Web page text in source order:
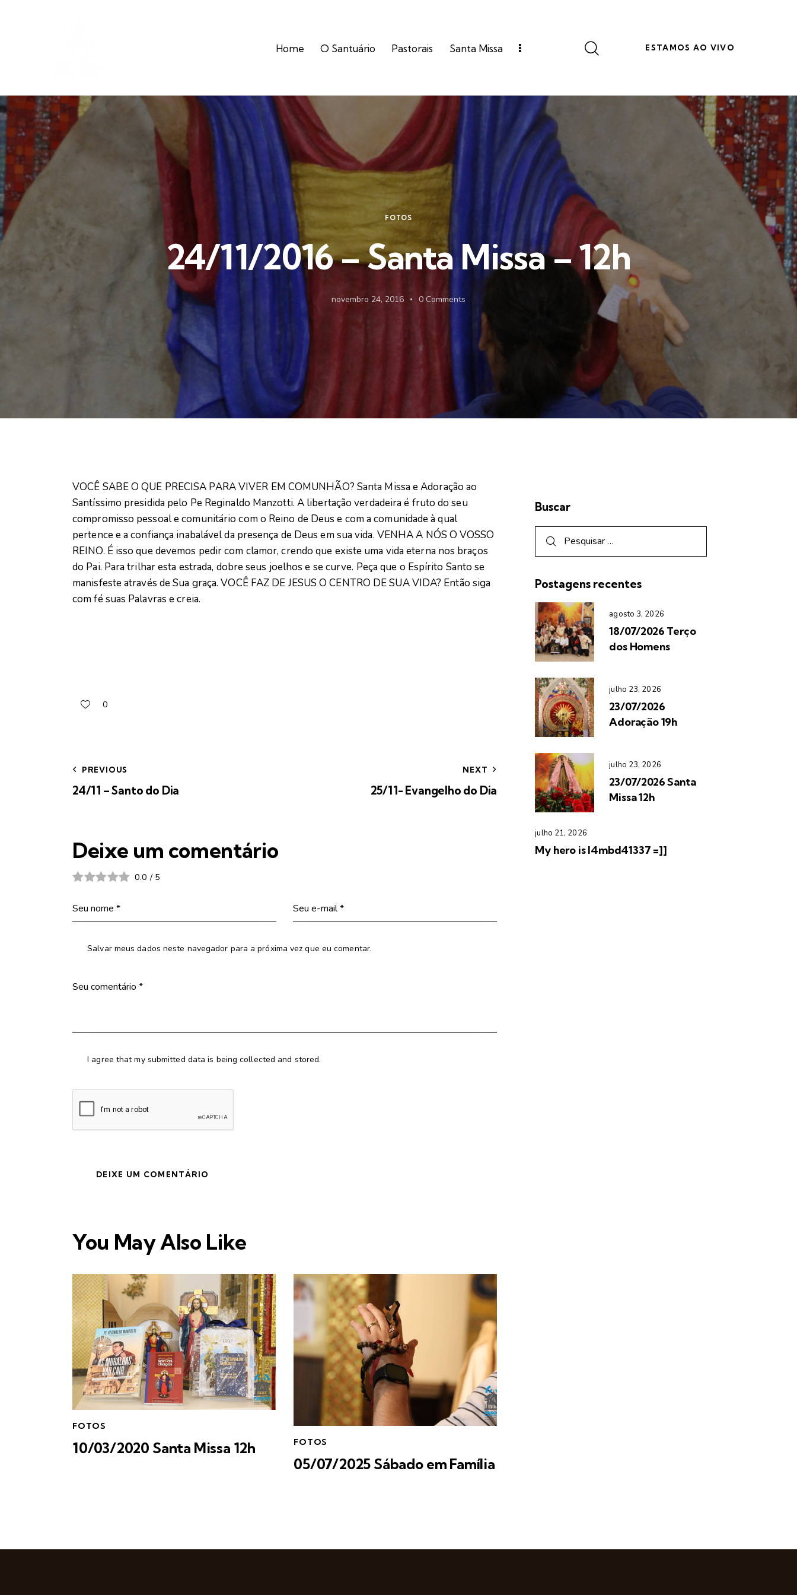
Home O Santuário Pastorais Santa Missa ESTAMOS AO VIVO
FOTOS
24/11/2016 – Santa Missa – 12h
novembro 24, 2016 0 Comments
VOCÊ SABE O QUE PRECISA PARA VIVER EM COMUNHÃO? Santa Missa e Adoração ao
Santíssimo presidida pelo Pe Reginaldo Manzotti. A libertação verdadeira é fruto do seu
compromisso pessoal e comunitário com o Reino de Deus e com a comunidade à qual
pertence e a confiança inabalável da presença de Deus em sua vida. VENHA A NÓS O VOSSO
REINO. É isso que devemos pedir com clamor, crendo que existe uma vida eterna nos braços
do Pai. Para trilhar esta estrada, dobre seus joelhos e se curve. Peça que o Espírito Santo se
manisfeste através de Sua graça. VOCÊ FAZ DE JESUS O CENTRO DE SUA VIDA? Então siga
com fé suas Palavras e creia.
0
PREVIOUS
24/11 – Santo do Dia
NEXT
25/11- Evangelho do Dia
Deixe um comentário
0.0 / 5
Salvar meus dados neste navegador para a próxima vez que eu comentar.
I agree that my submitted data is being collected and stored.
You May Also Like
FOTOS
10/03/2020 Santa Missa 12h FOTOS
05/07/2025 Sábado em Família
Buscar
Postagens recentes
agosto 3, 2026
18/07/2026 Terço
dos Homens
julho 23, 2026
23/07/2026
Adoração 19h
julho 23, 2026
23/07/2026 Santa
Missa 12h
julho 21, 2026
My hero is l4mbd41337 =]]